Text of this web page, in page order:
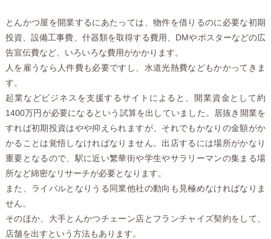
とんかつ屋を開業するにあたっては、物件を借りるのに必要な初期
投資、設備工事費、什器類を取得する費用、DMやポスターなどの広
告宣伝費など、いろいろな費用がかかります。
人を雇うなら人件費も必要ですし、水道光熱費などもかかってきま
す。
起業などビジネスを支援するサイトによると、開業資金として約
1400万円が必要になるという試算を出していました。居抜き開業を
すれば初期投資はやや抑えられますが、それでもかなりの金額がか
かることは覚悟しなければなりません。出店するには場所がかなり
重要となるので、駅に近い繁華街や学生やサラリーマンの集まる場
所など綿密なリサーチが必要となります。
また、ライバルとなりうる同業他社の動向も見極めなければなりま
せん。
そのほか、大手とんかつチェーン店とフランチャイズ契約をして、
店舗を出すという方法もあります。